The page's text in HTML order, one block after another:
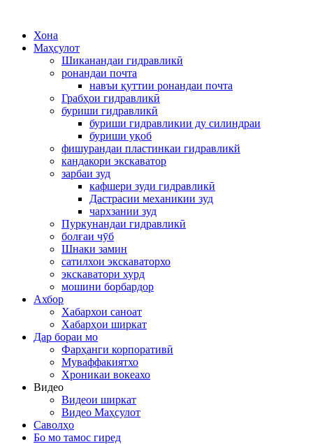
Хона
Маҳсулот
Шиканандаи гидравликӣ
ронандаи почта
навъи қуттии ронандаи почта
Грабҳои гидравликӣ
буриши гидравликӣ
буриши гидравликии ду силиндраи
буриши уқоб
фишурандаи пластинкаи гидравликй
кандакори экскаватор
зарбаи зуд
кафшери зуди гидравликӣ
Дастрасии механикии зуд
чархзании зуд
Пуркунандаи гидравликӣ
болғаи чӯб
Шнаки замин
сатилхои экскаваторхо
экскаватори хурд
мошини борбардор
Ахбор
Хабархои саноат
Хабарҳои ширкат
Дар бораи мо
Фарҳанги корпоративӣ
Муваффакиятхо
Хроникаи вокеахо
Видео
Видеои ширкат
Видео Маҳсулот
Саволҳо
Бо мо тамос гиред